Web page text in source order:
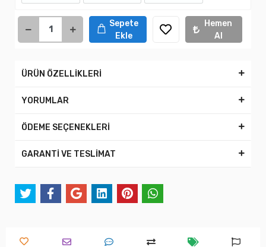
Sepete
Ekle
Hemen
Al
ÜRÜN ÖZELLİKLERİ
YORUMLAR
ÖDEME SEÇENEKLERİ
GARANTİ VE TESLİMAT